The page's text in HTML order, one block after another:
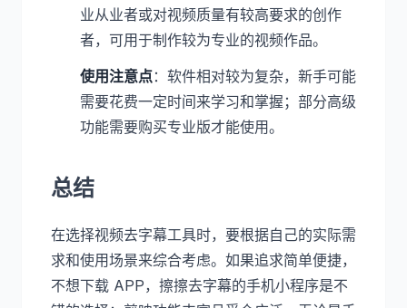
业从业者或对视频质量有较高要求的创作
者，可用于制作较为专业的视频作品。
使用注意点：软件相对较为复杂，新手可能
需要花费一定时间来学习和掌握；部分高级
功能需要购买专业版才能使用。
总结
在选择视频去字幕工具时，要根据自己的实际需
求和使用场景来综合考虑。如果追求简单便捷，
不想下载 APP，擦擦去字幕的手机小程序是不